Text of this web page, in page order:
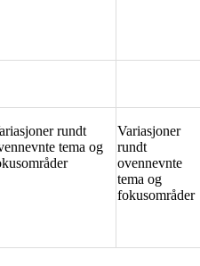
rundt
tema og
Variasjoner
rundt
ovennevnte
tema og
fokusområder